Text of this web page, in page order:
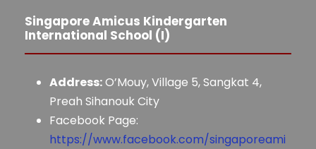
Singapore Amicus Kindergarten
International School (I)
Address:O’Mouy, Village 5, Sangkat 4,
Preah Sihanouk City
Facebook Page:
https://www.facebook.com/singaporeami